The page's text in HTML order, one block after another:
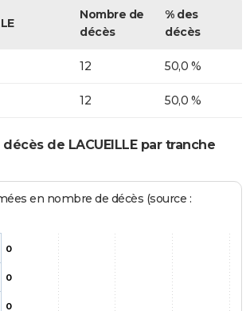
Nombre de
décès
% des
décès
12 50,0 %
12 50,0 %
de LACUEILLE par tranche
en nombre de décès (source :
0
0
0